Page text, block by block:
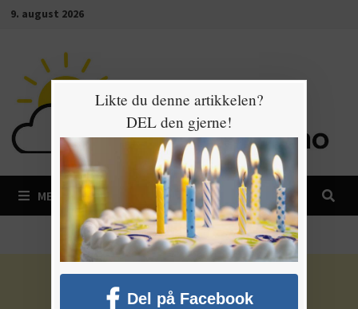
Gå9. august 2026
MENY
Likte du denne artikkelen?
DEL den gjerne!
Del på Facebook